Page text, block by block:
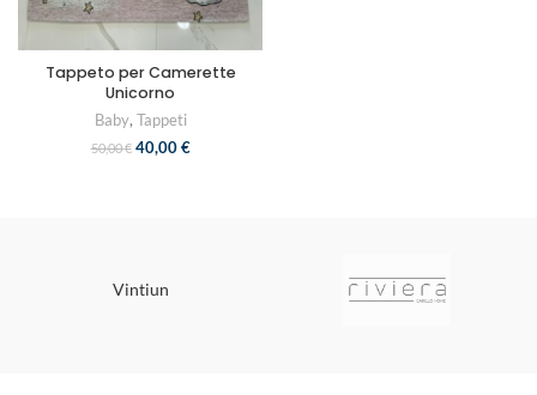
Tappeto per Camerette
Unicorno
Baby, Tappeti
50,00€ 40,00 €
Vintiun